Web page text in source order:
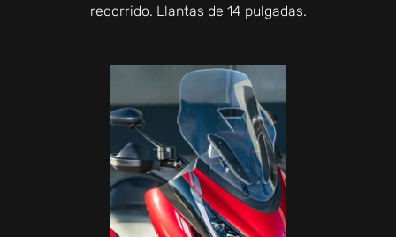
recorrido. Llantas de 14 pulgadas.